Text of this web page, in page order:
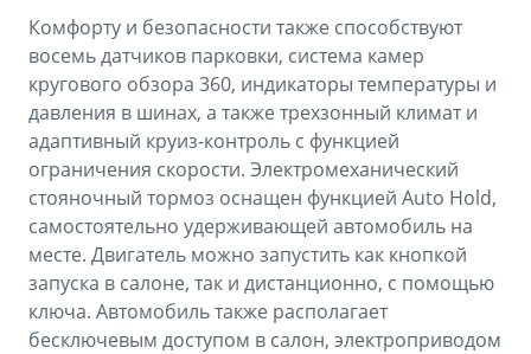
Комфорту и безопасности также способствуют
восемь датчиков парковки, система камер
кругового обзора 360, индикаторы температуры и
давления в шинах, а также трехзонный климат и
адаптивный круиз-контроль с функцией
ограничения скорости. Электромеханический
стояночный тормоз оснащен функцией Auto Hold,
самостоятельно удерживающей автомобиль на
месте. Двигатель можно запустить как кнопкой
запуска в салоне, так и дистанционно, с помощью
ключа. Автомобиль также располагает
бесключевым доступом в салон, электроприводом